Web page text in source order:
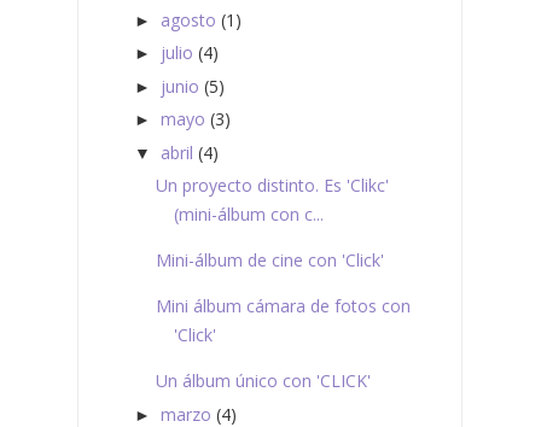
► agosto (1)
► julio (4)
► junio (5)
► mayo (3)
▼ abril (4)
Un proyecto distinto. Es 'Clikc'
(mini-álbum con c...
Mini-álbum de cine con 'Click'
Mini álbum cámara de fotos con
'Click'
Un álbum único con 'CLICK'
► marzo (4)